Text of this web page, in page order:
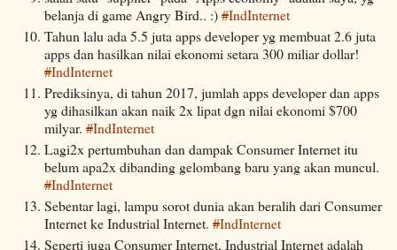
belanja di game Angry Bird.. :)#IndInternet
Tahun lalu ada 5.5 juta apps developer yg membuat 2.6 juta
apps dan hasilkan nilai ekonomi setara 300 miliar dollar!
#IndInternet
Prediksinya, di tahun 2017, jumlah apps developer dan apps
yg dihasilkan akan naik 2x lipat dgn nilai ekonomi $700
milyar. #IndInternet
Lagi2x pertumbuhan dan dampak Consumer Internet itu
belum apa2x dibanding gelombang baru yang akan muncul.
#IndInternet
Sebentar lagi, lampu sorot dunia akan beralih dari Consumer
Internet ke Industrial Internet. #IndInternet
Seperti juga Consumer Internet, Industrial Internet adalah